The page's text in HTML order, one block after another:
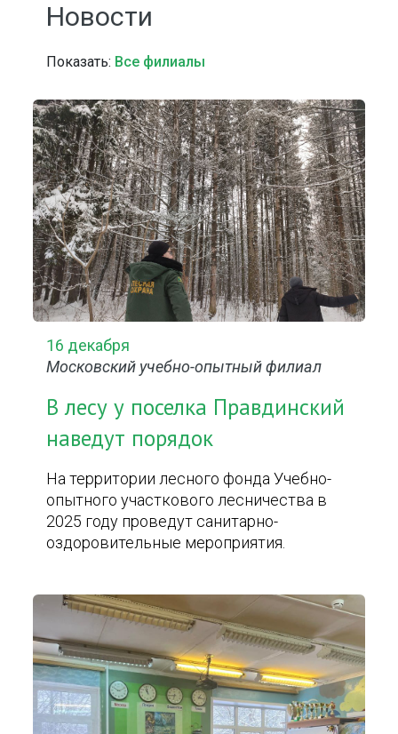
Новости
Показать: Все филиалы
16 декабря
Московский учебно-опытный филиал
В лесу у поселка Правдинский
наведут порядок
На территории лесного фонда Учебно-
опытного участкового лесничества в
2025 году проведут санитарно-
оздоровительные мероприятия.